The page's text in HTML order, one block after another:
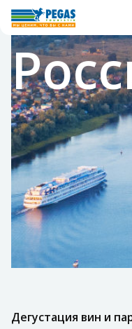
Дегустация вин и